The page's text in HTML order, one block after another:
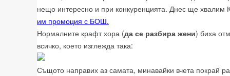
нещо интересно и при конкуренцията. Днес ще
им промоция с БОШ.
Нормалните крафт хора (да се разбира жени) биха
всичко, което изглежда така:
Същото направих аз самата, минавайки вчета покрай